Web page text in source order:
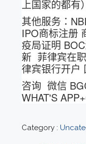
上国家的都有）
其他服务：
IPO商标注册
疫局证明
新 菲律宾在
律宾银行开户
咨询 微信
WHAT'S
Category :